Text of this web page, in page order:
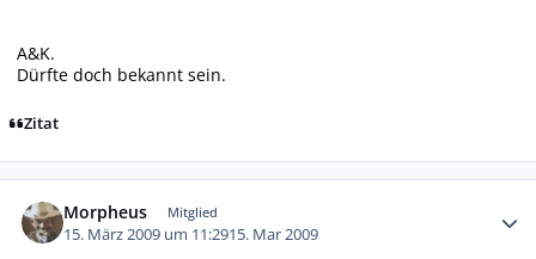
A&K.
Dürfte doch bekannt sein.
Zitat
Morpheus Mitglied
15. März 2009 um 11:2915. Mar 2009